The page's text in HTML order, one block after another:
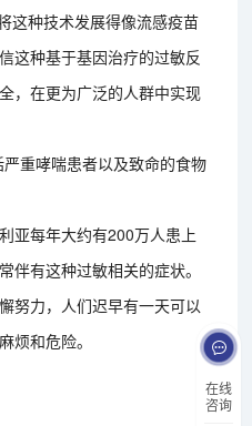
在线
咨询
这种技术发展得像流感疫苗
这种基于基因治疗的过敏反
，在更为广泛的人群中实现
重哮喘患者以及致命的食物
亚每年大约有200万人患上
伴有这种过敏相关的症状。
努力，人们迟早有一天可以
烦和危险。